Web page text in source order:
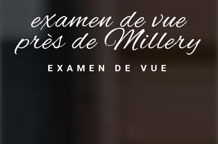
examen de vue
près de Millery
EXAMEN DE VUE